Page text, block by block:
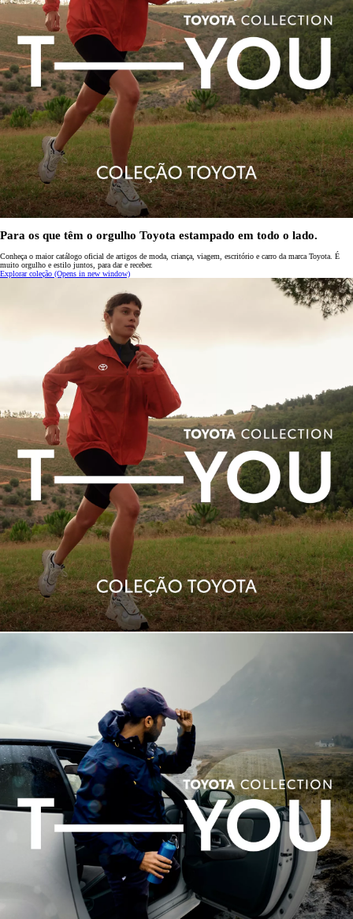
Para os que têm o orgulho Toyota estampado em todo o lado.
Conheça o maior catálogo oficial de artigos de moda, criança, viagem, escritório e carro da marca Toyota. É
muito orgulho e estilo juntos, para dar e receber.
Explorar coleção (Opens in new window)